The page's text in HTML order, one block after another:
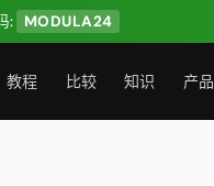
: MODULA24
教程 比较 知识 产品